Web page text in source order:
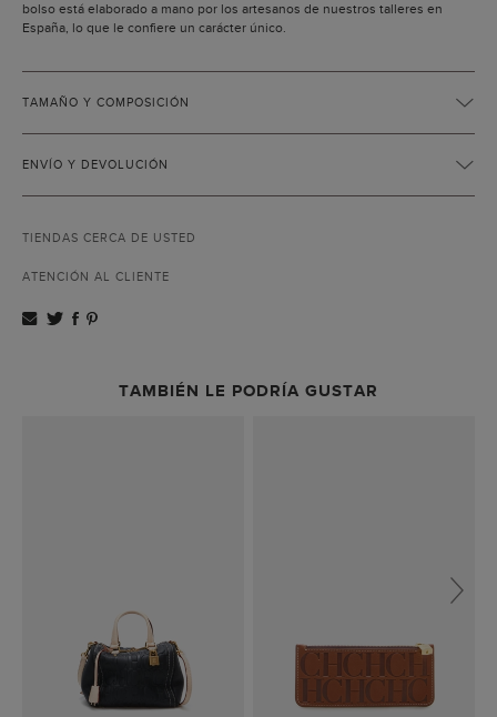
bolso está elaborado a mano por los artesanos de nuestros talleres en
España, lo que le confiere un carácter único.
TAMAÑO Y COMPOSICIÓN
ENVÍO Y DEVOLUCIÓN
TIENDAS CERCA DE USTED
ATENCIÓN AL CLIENTE
TAMBIÉN LE PODRÍA GUSTAR